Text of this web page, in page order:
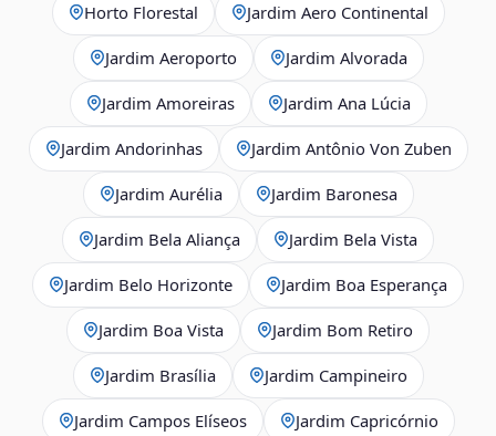
Horto Florestal Jardim Aero Continental
Jardim Aeroporto Jardim Alvorada
Jardim Amoreiras Jardim Ana Lúcia
Jardim Andorinhas Jardim Antônio Von Zuben
Jardim Aurélia Jardim Baronesa
Jardim Bela Aliança Jardim Bela Vista
Jardim Belo Horizonte Jardim Boa Esperança
Jardim Boa Vista Jardim Bom Retiro
Jardim Brasília Jardim Campineiro
Jardim Campos Elíseos Jardim Capricórnio